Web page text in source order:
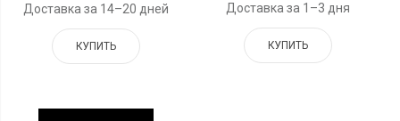
Доставка за 14–20 дней
КУПИТЬ
Доставка за 1–3 дня
КУПИТЬ